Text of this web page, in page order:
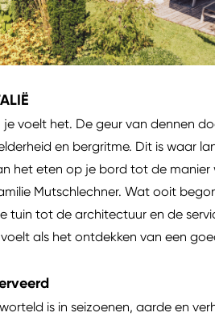
voelt het. De geur van dennen
en bergritme. Dit is waar
het eten op je bord tot de
Mutschlechner. Wat ooit
tuin tot de architectuur en de
als het ontdekken van een
is in seizoenen, aarde en